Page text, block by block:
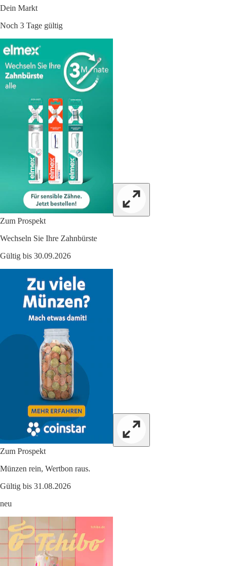
Dein Markt
Noch 3 Tage gültig
Zum Prospekt
Wechseln Sie Ihre Zahnbürste
Gültig bis 30.09.2026
Zum Prospekt
Münzen rein, Wertbon raus.
Gültig bis 31.08.2026
neu